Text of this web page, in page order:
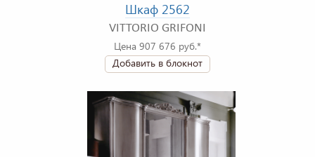
Шкаф 2562
VITTORIO GRIFONI
Цена 907 676 руб.*
Добавить в блокнот